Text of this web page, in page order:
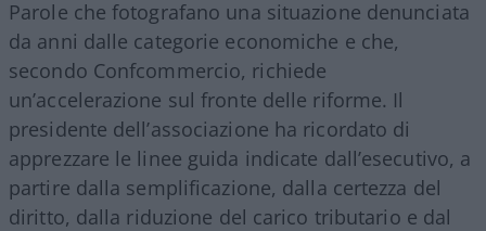
Parole che fotografano una situazione denunciata
da anni dalle categorie economiche e che,
secondo Confcommercio, richiede
un’accelerazione sul fronte delle riforme. Il
presidente dell’associazione ha ricordato di
apprezzare le linee guida indicate dall’esecutivo, a
partire dalla semplificazione, dalla certezza del
diritto, dalla riduzione del carico tributario e dal